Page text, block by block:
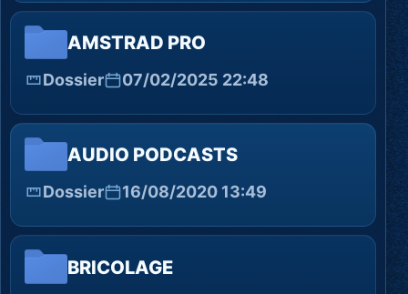
AMSTRAD PRO
Dossier 07/02/2025 22:48
AUDIO PODCASTS
Dossier 16/08/2020 13:49
BRICOLAGE